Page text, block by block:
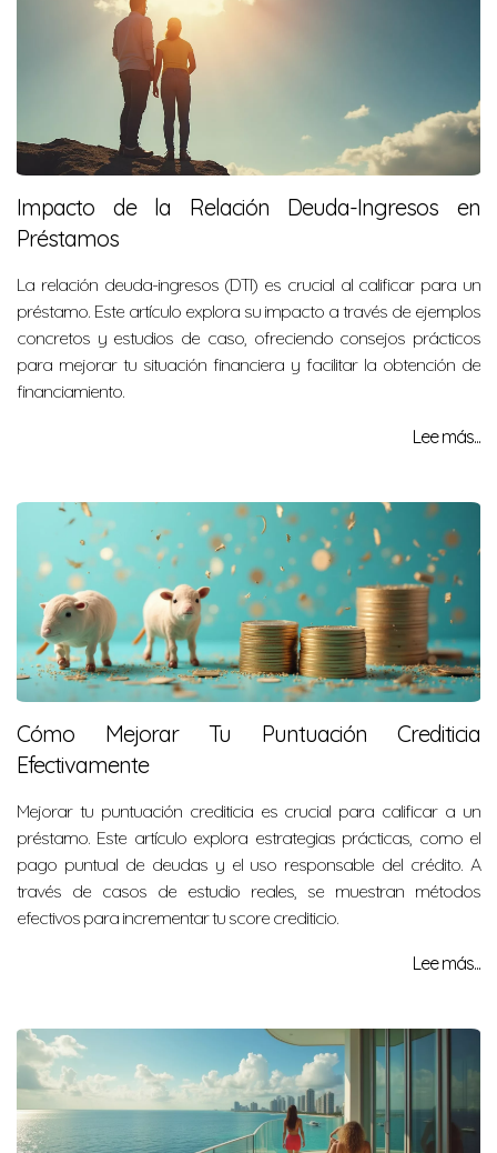
Impacto de la Relación Deuda-Ingresos en
Préstamos
La relación deuda-ingresos (DTI) es crucial al calificar para un
préstamo. Este artículo explora su impacto a través de ejemplos
concretos y estudios de caso, ofreciendo consejos prácticos
para mejorar tu situación financiera y facilitar la obtención de
financiamiento.
Lee más...
Cómo Mejorar Tu Puntuación Crediticia
Efectivamente
Mejorar tu puntuación crediticia es crucial para calificar a un
préstamo. Este artículo explora estrategias prácticas, como el
pago puntual de deudas y el uso responsable del crédito. A
través de casos de estudio reales, se muestran métodos
efectivos para incrementar tu score crediticio.
Lee más...